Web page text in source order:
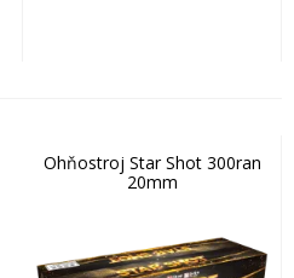
Ohňostroj Star Shot 300ran
20mm